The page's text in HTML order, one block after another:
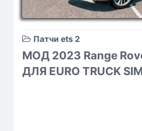
Патчи ets 2
МОД 2023 Range
ДЛЯ EURO TRUCK